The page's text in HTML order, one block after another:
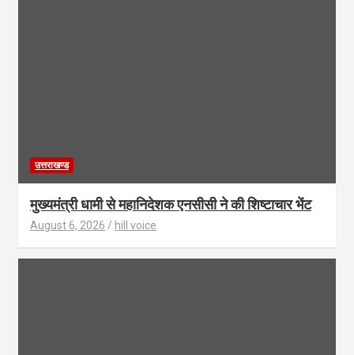
उत्तराखण्ड
मुख्यमंत्री धामी से महानिदेशक एनसीसी ने की शिष्टाचार भेंट
August 6, 2026 hill voice